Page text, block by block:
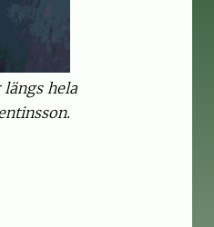
hela